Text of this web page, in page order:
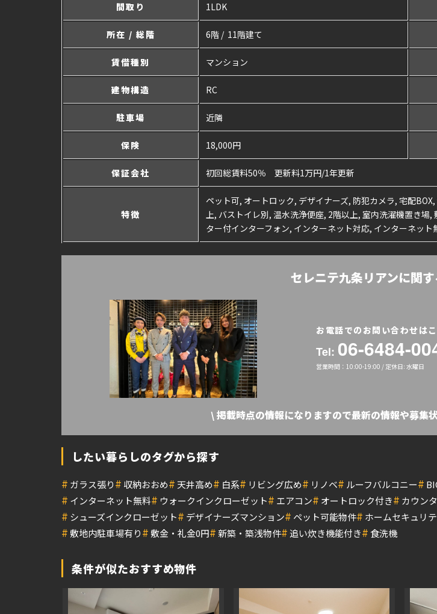
間取り 1LDK
所在 / 総階 6階 / 11階建て
賃借種別 マンション
建物構造 RC
駐車場 近隣
保険 18,000円
保証会社 初回総賃料50％ 更新料1万円/1年更新
特徴
ペット可, オートロック, デザイナーズ, 防犯カメラ, 宅配
上, バストイレ別, 温水洗浄便座, 2階以上, 室内洗濯機置き場
ター付インターフォン, インターネット対応, インターネッ
セレニテ九条リアンに関
お電話でのお問い合わせは
Tel: 06-6484-
営業時間：10:00-19:00 / 定休日: 水曜日
\ 掲載時点の情報になりますので最新の情報や募集
したい暮らしのタグから探す
# ガラス張り# 収納おおめ# 天井高め# 白系# リビング広め# リノベ# ルーフバルコニー#
# インターネット無料# ウォークインクローゼット# エアコン# オートロック付き# カウン
# シューズインクローゼット# デザイナーズマンション# ペット可能物件# ホームセキュリ
# 敷地内駐車場有り# 敷金・礼金0円#新築・築浅物件#追い炊き機能付き# 食洗機
条件が似たおすすめ物件